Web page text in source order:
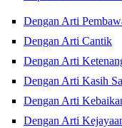
Dengan Arti
Dengan Arti Cantik
Dengan Arti
Dengan Arti Kasih
Dengan Arti
Dengan Arti